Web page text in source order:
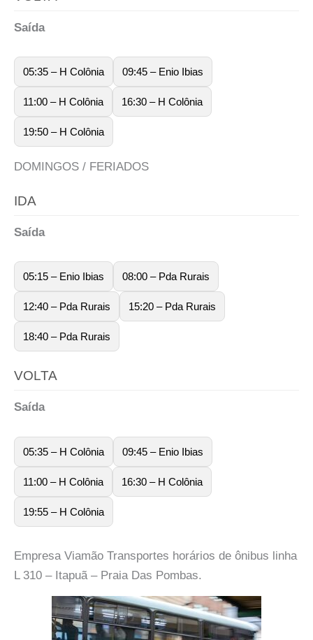
Saída
05:35 – H Colônia 09:45 – Enio Ibias
11:00 – H Colônia 16:30 – H Colônia
19:50 – H Colônia
DOMINGOS / FERIADOS
IDA
Saída
05:15 – Enio Ibias 08:00 – Pda Rurais
12:40 – Pda Rurais 15:20 – Pda Rurais
18:40 – Pda Rurais
VOLTA
Saída
05:35 – H Colônia 09:45 – Enio Ibias
11:00 – H Colônia 16:30 – H Colônia
19:55 – H Colônia
Empresa Viamão Transportes horários de ônibus linha
L 310 – Itapuã – Praia Das Pombas.